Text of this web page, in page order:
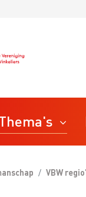
VBW